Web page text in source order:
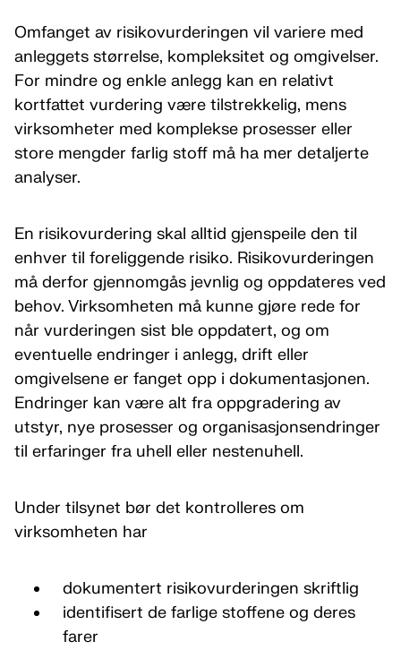
Omfanget av risikovurderingen vil variere med
anleggets størrelse, kompleksitet og omgivelser.
For mindre og enkle anlegg kan en relativt
kortfattet vurdering være tilstrekkelig, mens
virksomheter med komplekse prosesser eller
store mengder farlig stoff må ha mer detaljerte
analyser.
En risikovurdering skal alltid gjenspeile den til
enhver til foreliggende risiko. Risikovurderingen
må derfor gjennomgås jevnlig og oppdateres ved
behov. Virksomheten må kunne gjøre rede for
når vurderingen sist ble oppdatert, og om
eventuelle endringer i anlegg, drift eller
omgivelsene er fanget opp i dokumentasjonen.
Endringer kan være alt fra oppgradering av
utstyr, nye prosesser og organisasjonsendringer
til erfaringer fra uhell eller nestenuhell.
Under tilsynet bør det kontrolleres om
virksomheten har
dokumentert risikovurderingen skriftlig
identifisert de farlige stoffene og deres
farer